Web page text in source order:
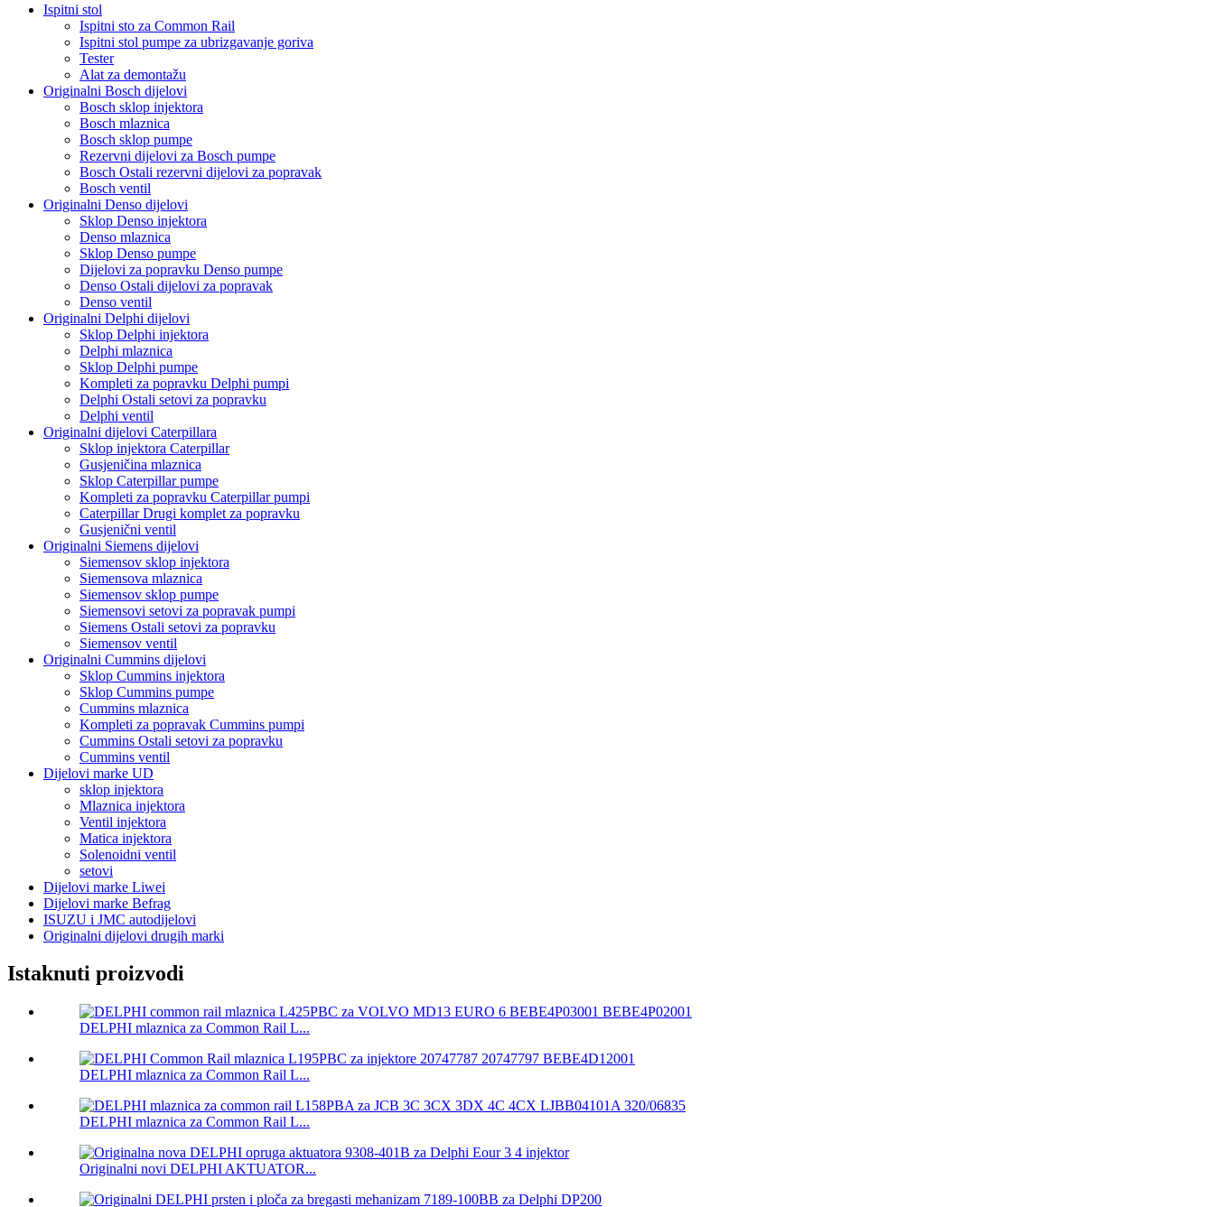
Ispitni stol
Ispitni sto za Common Rail
Ispitni stol pumpe za ubrizgavanje goriva
Tester
Alat za demontažu
Originalni Bosch dijelovi
Bosch sklop injektora
Bosch mlaznica
Bosch sklop pumpe
Rezervni dijelovi za Bosch pumpe
Bosch Ostali rezervni dijelovi za popravak
Bosch ventil
Originalni Denso dijelovi
Sklop Denso injektora
Denso mlaznica
Sklop Denso pumpe
Dijelovi za popravku Denso pumpe
Denso Ostali dijelovi za popravak
Denso ventil
Originalni Delphi dijelovi
Sklop Delphi injektora
Delphi mlaznica
Sklop Delphi pumpe
Kompleti za popravku Delphi pumpi
Delphi Ostali setovi za popravku
Delphi ventil
Originalni dijelovi Caterpillara
Sklop injektora Caterpillar
Gusjeničina mlaznica
Sklop Caterpillar pumpe
Kompleti za popravku Caterpillar pumpi
Caterpillar Drugi komplet za popravku
Gusjenični ventil
Originalni Siemens dijelovi
Siemensov sklop injektora
Siemensova mlaznica
Siemensov sklop pumpe
Siemensovi setovi za popravak pumpi
Siemens Ostali setovi za popravku
Siemensov ventil
Originalni Cummins dijelovi
Sklop Cummins injektora
Sklop Cummins pumpe
Cummins mlaznica
Kompleti za popravak Cummins pumpi
Cummins Ostali setovi za popravku
Cummins ventil
Dijelovi marke UD
sklop injektora
Mlaznica injektora
Ventil injektora
Matica injektora
Solenoidni ventil
setovi
Dijelovi marke Liwei
Dijelovi marke Befrag
ISUZU i JMC autodijelovi
Originalni dijelovi drugih marki
Istaknuti proizvodi
DELPHI mlaznica za Common Rail L...
DELPHI mlaznica za Common Rail L...
DELPHI mlaznica za Common Rail L...
Originalni novi DELPHI AKTUATOR...